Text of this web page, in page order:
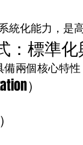
系統化能力，是
：標準
備兩個核心特
）